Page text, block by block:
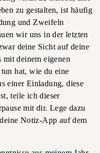
zu gestalten, ist häufig
und Zweifeln
wir uns in der letzten
deine Sicht auf deine
mit deinem eigenen
hat, wie du eine
einer Einladung, diese
teile ich dieser
mit dir. Lege dazu
Notiz-App auf dem